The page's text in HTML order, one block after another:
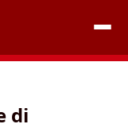
di